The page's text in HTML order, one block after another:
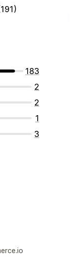
183
2
2
1
3